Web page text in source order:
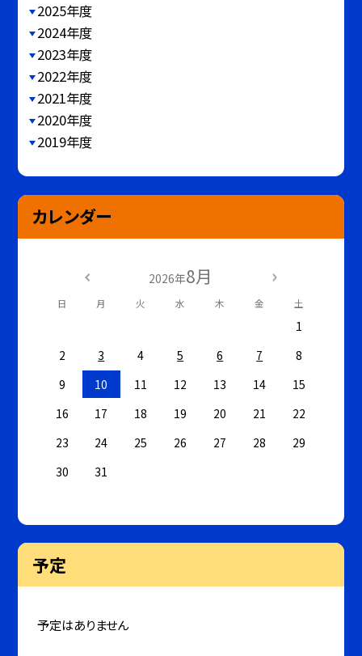
2025年度
2024年度
2023年度
2022年度
2021年度
2020年度
2019年度
カレンダー
2026年8月
日 月 火 水 木 金 土
1
2
3 4 5 6 7
8
9
10 11 12 13 14
15
16
17 18 19 20 21
22
23
24 25 26 27 28
29
30
31
予定
予定はありません